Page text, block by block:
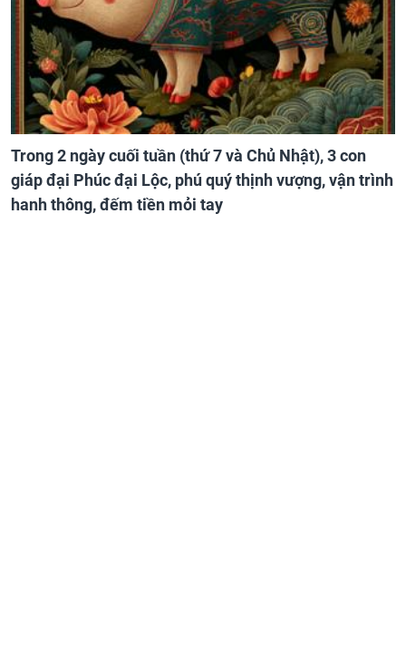
Trong 2 ngày cuối tuần (thứ 7 và Chủ Nhật), 3 con
giáp đại Phúc đại Lộc, phú quý thịnh vượng, vận trình
hanh thông, đếm tiền mỏi tay